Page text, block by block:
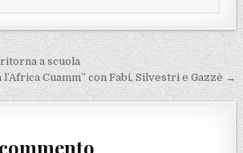
articoli
a scuola
l’Africa Cuamm” con Fabi, Silvestri e Gazzè →